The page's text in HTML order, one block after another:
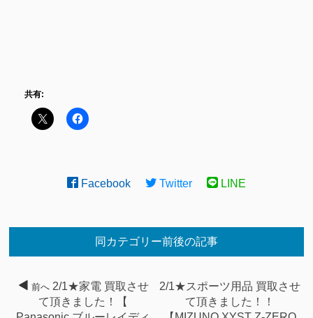
共有:
Facebook Twitter LINE
同カテゴリー前後の記事
前へ 2/1★家電 買取させ
て頂きました！【
2/1★スポーツ用品 買取させ
て頂きました！！